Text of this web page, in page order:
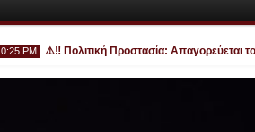
⚠️‼️ Πολιτική Προστασία: Απαγορεύεται το